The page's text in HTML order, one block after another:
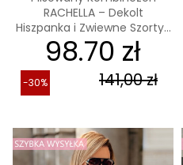
RACHELLA – Dekolt
Hiszpanka i Zwiewne Szorty...
98.70 zł
141,00 zł
-30%